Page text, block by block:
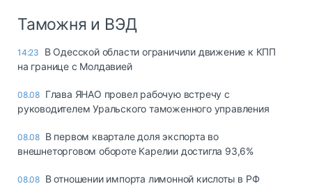
Таможня и ВЭД
14:23
В Одесской области ограничили движение к КПП
на границе с Молдавией
08.08 Глава ЯНАО провел рабочую встречу с
руководителем Уральского таможенного управления
08.08 В первом квартале доля экспорта во
внешнеторговом обороте Карелии достигла 93,6%
08.08 В отношении импорта лимонной кислоты в РФ